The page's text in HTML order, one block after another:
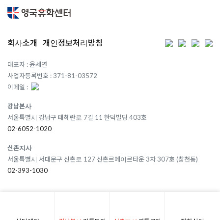
회사소개 개인정보처리방침
대표자 : 윤세연
사업자등록번호 : 371-81-03572
이메일 :
강남본사
서울특별시 강남구 테헤란로 7길 11 한덕빌딩 403호
02-6052-1020
신촌지사
서울특별시 서대문구 신촌로 127 신촌르메이르타운 3차 307호 (창천동)
02-393-1030